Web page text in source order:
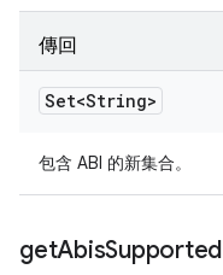
傳回
Set<String>
包含 ABI 的新集合。
getAbisSupported